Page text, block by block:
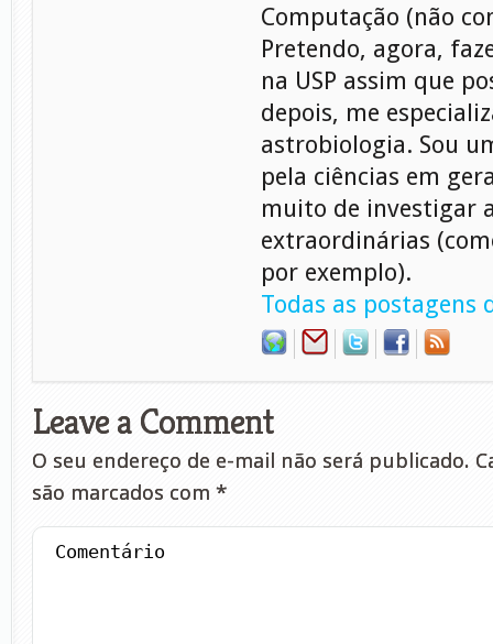
Computação (não
Pretendo, agora,
na USP assim que
depois, me
astrobiologia. Sou
pela ciências em
muito de investigar
extraordinárias
por exemplo).
Todas as postagens
Leave a Comment
O seu endereço de e-mail não será publicado.
são marcados com *